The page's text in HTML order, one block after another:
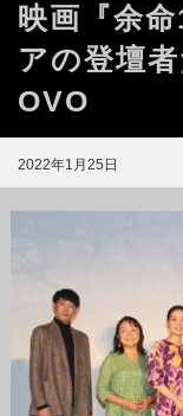
映画『余
アの登壇
OVO
2022年1月25日